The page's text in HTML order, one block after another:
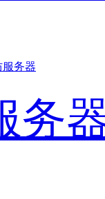
服务器
务